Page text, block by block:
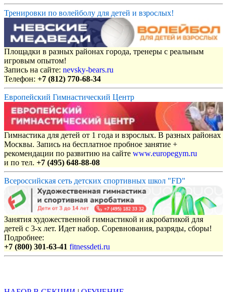
Тренировки по волейболу для детей и взрослых!
Площадки в разных районах города, тренеры с реальным
игровым опытом!
Запись на сайте: nevsky-bears.ru
Телефон: +7 (812) 770-68-34
Европейский Гимнастический Центр
Гимнастика для детей от 1 года и взрослых. В разных районах
Москвы. Запись на бесплатное пробное занятие +
рекомендации по развитию на сайте www.europegym.ru
и по тел. +7 (495) 648-88-08
Всероссийская сеть детских спортивных школ "FD"
Занятия художественной гимнастикой и акробатикой для
детей с 3-х лет. Идет набор. Соревнования, разряды, сборы!
Подробнее:
+7 (800) 301-63-41 fitnessdeti.ru